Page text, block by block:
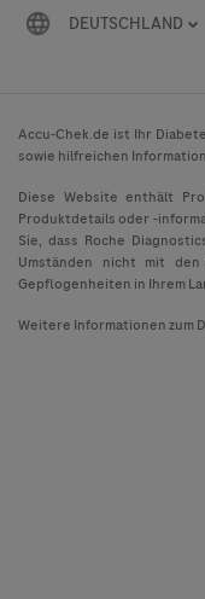
DEUTSCHLAND
Accu-Chek.de ist Ihr
sowie hilfreichen
Diese Website enthält
Produktdetails oder -
Sie, dass Roche
Umständen nicht mit den
Gepflogenheiten in Ihrem
Weitere Informationen zum